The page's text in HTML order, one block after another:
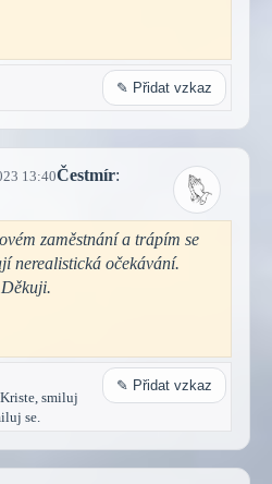
✎ Přidat vzkaz
13:40Čestmír:
zaměstnání a trápím se
nerealistická očekávání.
smiluj
se.
✎ Přidat vzkaz